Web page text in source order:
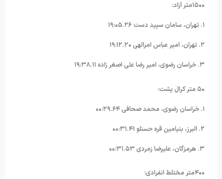
۱۵۰۰متر آزاد:
۲. تهران، امیر عباس امرالهی ۱۹:۱۲.۲۰
۳. خراسان رضوی، امیر رضا علی اصغر زاده ۱۹:۳۸.۱۱
۵۰ متر کرال پشت:
۲. البرز، بنیامین قره حسنلو ۰۰:۳۱.۴۱
۳. هرمزگان، علیرضا زمردی ۰۰:۳۱.۵۳
۴۰۰متر مختلط انفرادی: